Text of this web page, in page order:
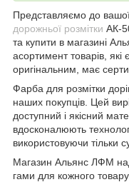
Представляємо до вашої
дорожньої розмітки АК-
та купити в магазині
асортимент товарів, які
оригінальним, має
Фарба для розмітки
наших покупців. Цей
доступний і якісний
вдосконалюють
використовуючи тільки
Магазин Альянс ЛФМ
гами для кожного